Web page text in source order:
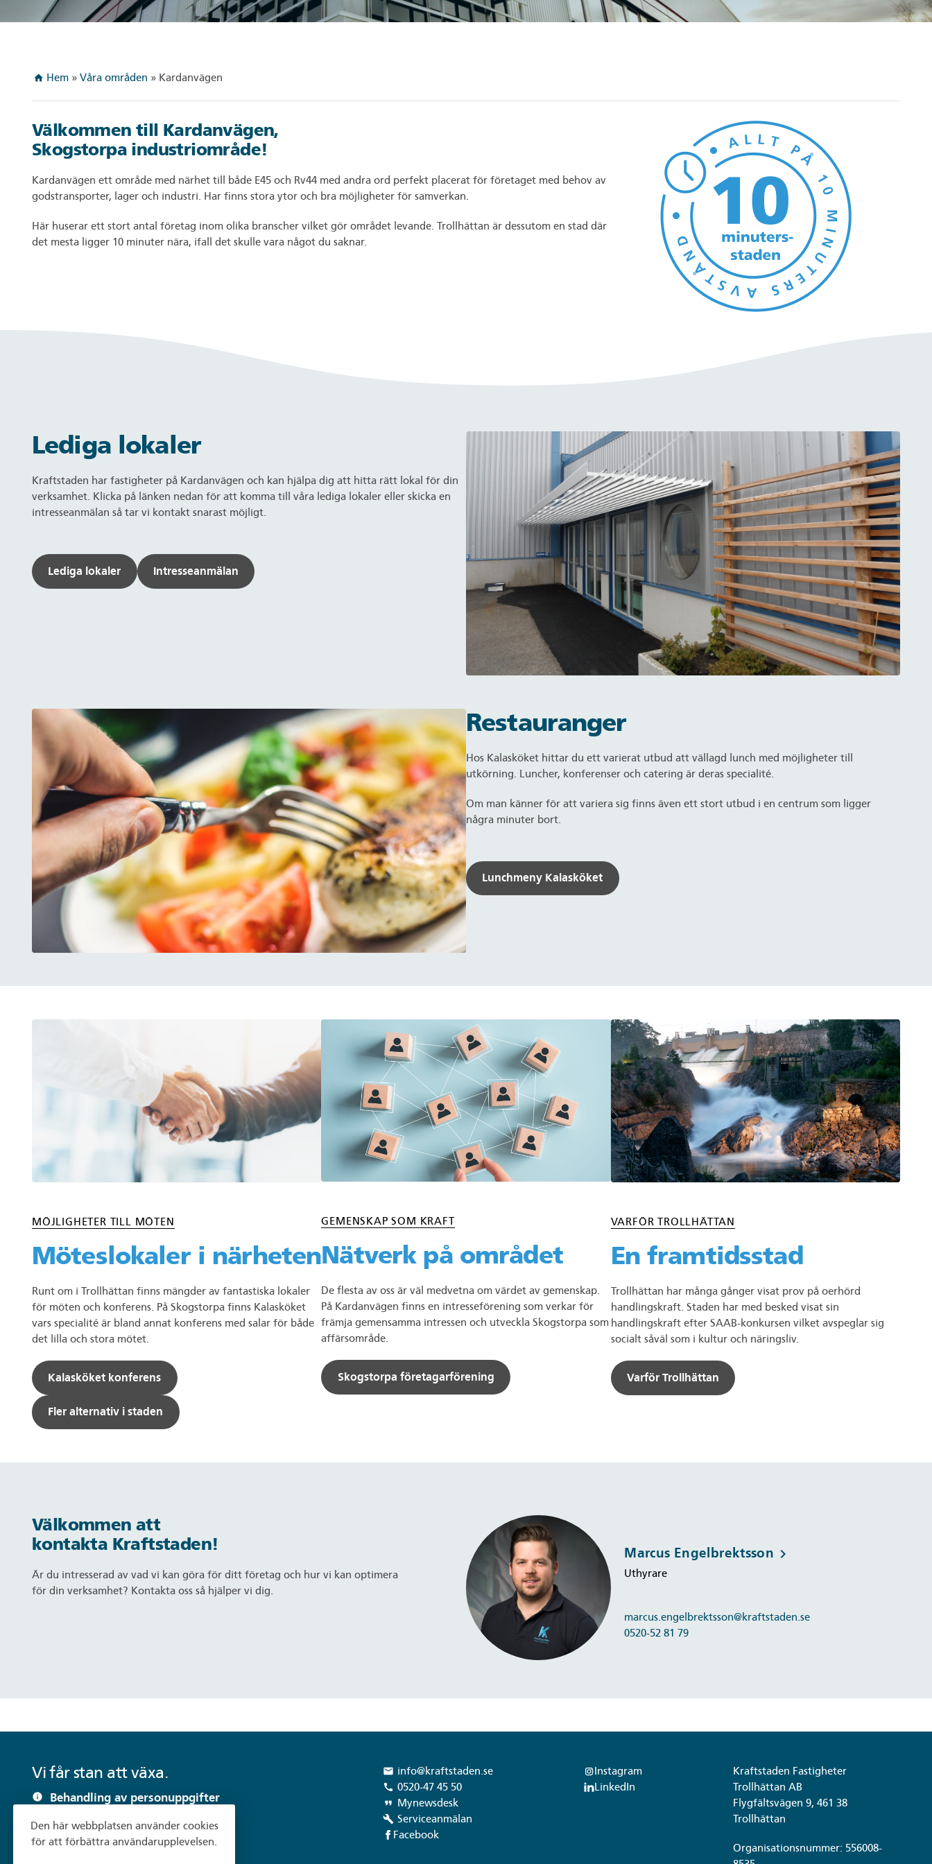
home Hem» Våra områden » Kardanvägen
Välkommen till Kardanvägen,
Skogstorpa industriområde!
Kardanvägen ett område med närhet till både E45 och Rv44 med andra ord perfekt placerat för företaget med behov av
godstransporter, lager och industri. Har finns stora ytor och bra möjligheter för samverkan.
Här huserar ett stort antal företag inom olika branscher vilket gör området levande. Trollhättan är dessutom en stad där
det mesta ligger 10 minuter nära, ifall det skulle vara något du saknar.
Lediga lokaler
Kraftstaden har fastigheter på Kardanvägen och kan hjälpa dig att hitta rätt lokal för din
verksamhet. Klicka på länken nedan för att komma till våra lediga lokaler eller skicka en
intresseanmälan så tar vi kontakt snarast möjligt.
Lediga lokaler Intresseanmälan
Restauranger
Hos Kalasköket hittar du ett varierat utbud att vällagd lunch med möjligheter till
utkörning. Luncher, konferenser och catering är deras specialité.
Om man känner för att variera sig finns även ett stort utbud i en centrum som ligger
några minuter bort.
Lunchmeny Kalasköket
MÖJLIGHETER TILL MÖTEN
Möteslokaler i närheten
Runt om i Trollhättan finns mängder av fantastiska lokaler
för möten och konferens. På Skogstorpa finns Kalasköket
vars specialité är bland annat konferens med salar för både
det lilla och stora mötet.
Kalasköket konferens
Fler alternativ i staden
GEMENSKAP SOM KRAFT
Nätverk på området
De flesta av oss är väl medvetna om värdet av gemenskap.
På Kardanvägen finns en intresseförening som verkar för
främja gemensamma intressen och utveckla Skogstorpa som
affärsområde.
Skogstorpa företagarförening
VARFÖR TROLLHÄTTAN
En framtidsstad
Trollhättan har många gånger visat prov på oerhörd
handlingskraft. Staden har med besked visat sin
handlingskraft efter SAAB-konkursen vilket avspeglar sig
socialt såväl som i kultur och näringsliv.
Varför Trollhättan
Välkommen att
kontakta Kraftstaden!
Är du intresserad av vad vi kan göra för ditt företag och hur vi kan optimera
för din verksamhet? Kontakta oss så hjälper vi dig.
Marcus Engelbrektsson keyboard_arrow_right
Uthyrare
marcus.engelbrektsson@kraftstaden.se
0520-52 81 79
Vi får stan att växa.
info Behandling av personuppgifter
Dataskyddsombud
info Visselblåsning
local_post_office info@kraftstaden.se
call 0520-47 45 50
format_quote Mynewsdesk
build Serviceanmälan
Facebook
Instagram
LinkedIn
Kraftstaden Fastigheter
Trollhättan AB
Flygfältsvägen 9, 461 38
Trollhättan
Organisationsnummer: 556008-
Den här webbplatsen använder cookies
för att förbättra användarupplevelsen.